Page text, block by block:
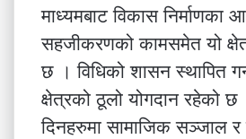
माध्यमबाट विकास निर्माणका
सहजीकरणको कामसमेत यो
छ । विधिको शासन स्थापित
क्षेत्रको ठूलो योगदान रहेको
दिनहरुमा सामाजिक सञ्जाल